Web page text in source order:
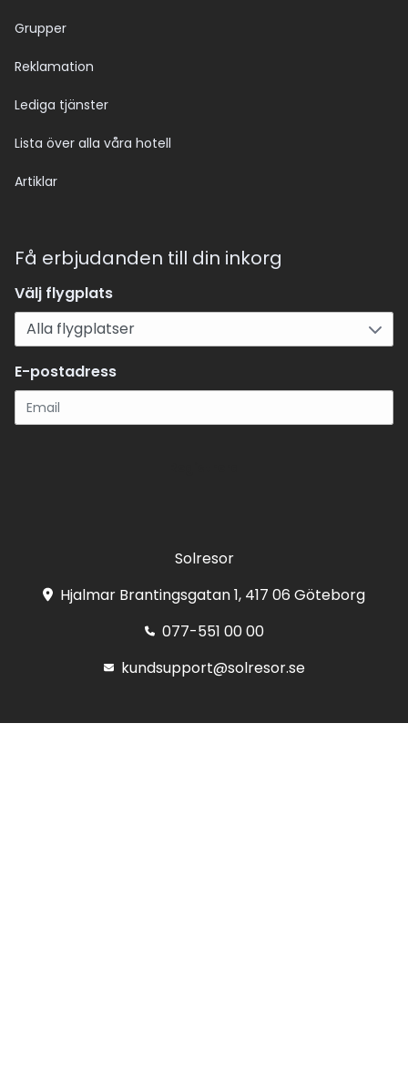
Grupper
Reklamation
Lediga tjänster
Lista över alla våra hotell
Artiklar
Få erbjudanden till din inkorg
Välj flygplats
E-postadress
Solresor
Hjalmar Brantingsgatan 1, 417 06 Göteborg
077-551 00 00
kundsupport@solresor.se